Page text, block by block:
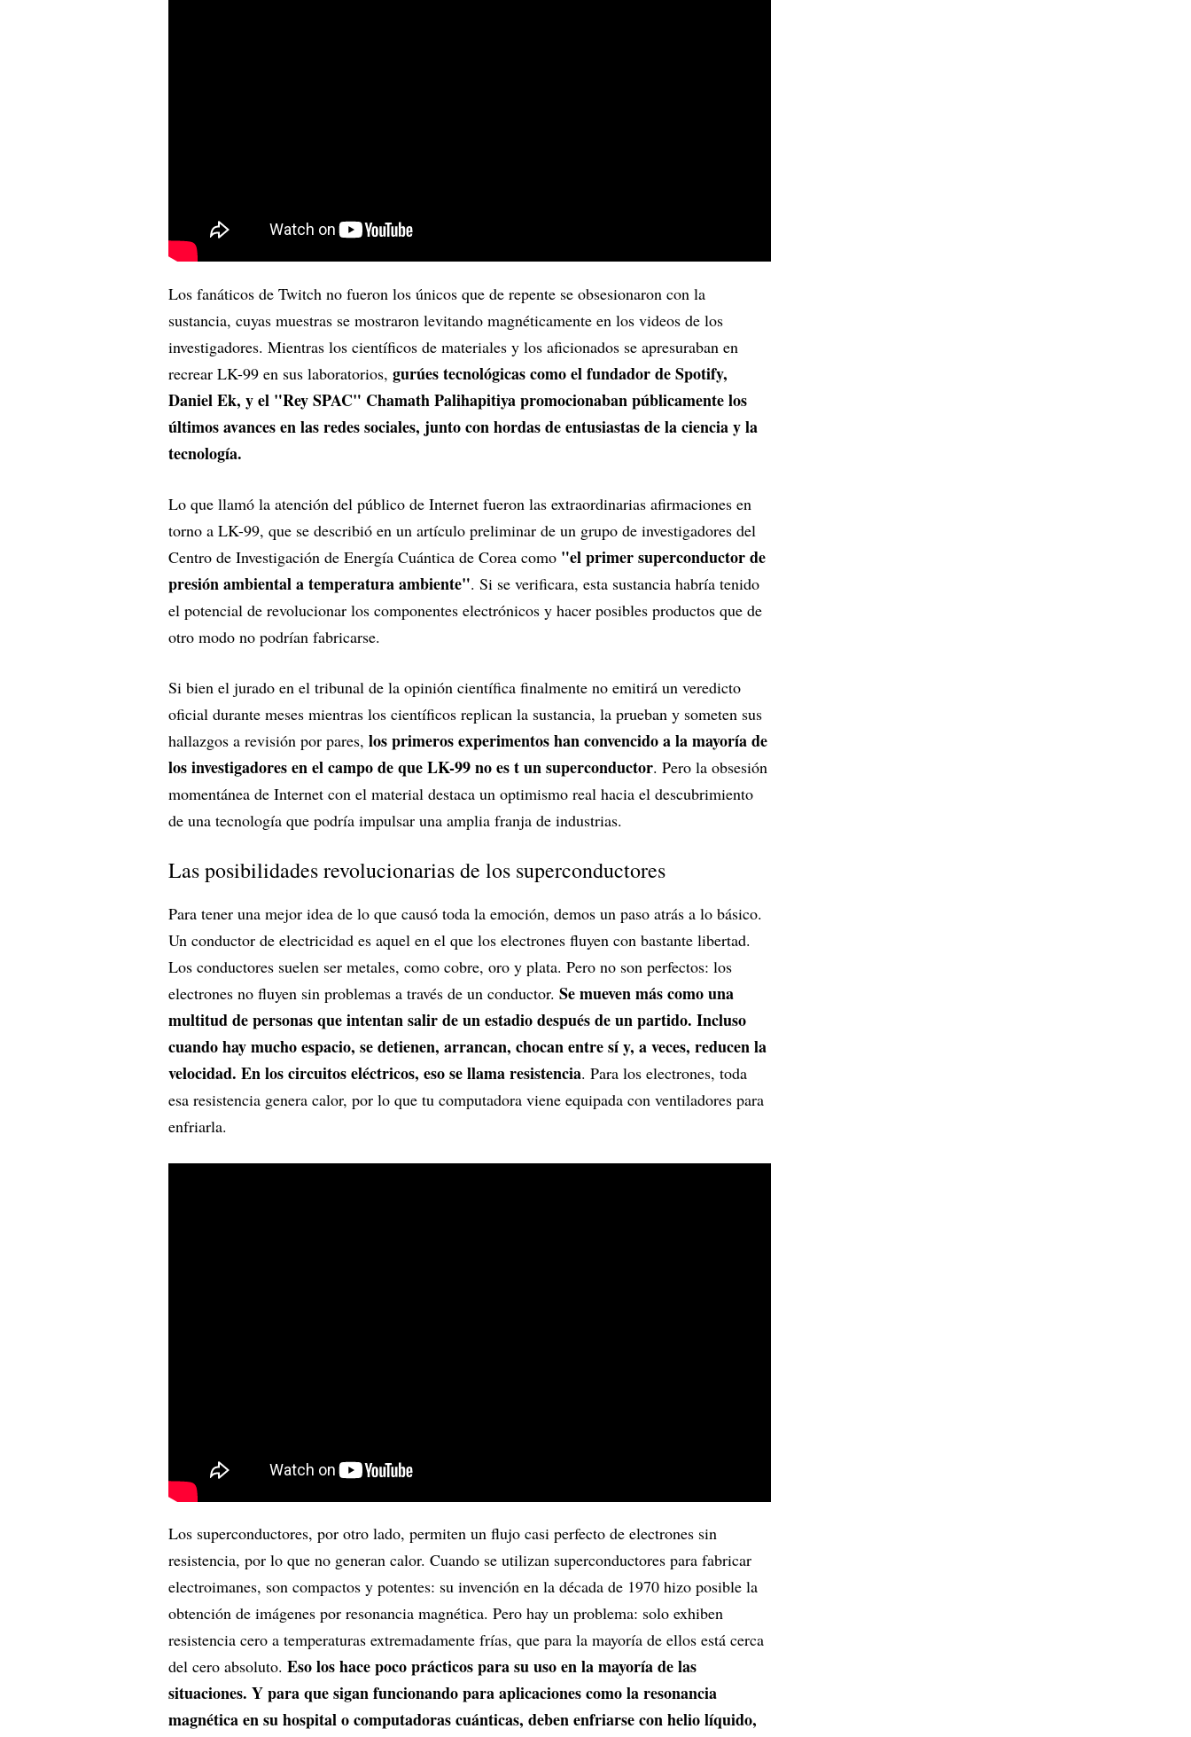
Los fanáticos de Twitch no fueron los únicos que de repente se obsesionaron con la
sustancia, cuyas muestras se mostraron levitando magnéticamente en los videos de los
investigadores. Mientras los científicos de materiales y los aficionados se apresuraban en
recrear LK-99 en sus laboratorios, gurúes tecnológicas como el fundador de Spotify,
Daniel Ek, y el "Rey SPAC" Chamath Palihapitiya promocionaban públicamente los
últimos avances en las redes sociales, junto con hordas de entusiastas de la ciencia y la
tecnología.
Lo que llamó la atención del público de Internet fueron las extraordinarias afirmaciones en
torno a LK-99, que se describió en un artículo preliminar de un grupo de investigadores del
Centro de Investigación de Energía Cuántica de Corea como "el primer superconductor de
presión ambiental a temperatura ambiente". Si se verificara, esta sustancia habría tenido
el potencial de revolucionar los componentes electrónicos y hacer posibles productos que de
otro modo no podrían fabricarse.
Si bien el jurado en el tribunal de la opinión científica finalmente no emitirá un veredicto
oficial durante meses mientras los científicos replican la sustancia, la prueban y someten sus
hallazgos a revisión por pares, los primeros experimentos han convencido a la mayoría de
los investigadores en el campo de que LK-99 no es t un superconductor. Pero la obsesión
momentánea de Internet con el material destaca un optimismo real hacia el descubrimiento
de una tecnología que podría impulsar una amplia franja de industrias.
Las posibilidades revolucionarias de los superconductores
Para tener una mejor idea de lo que causó toda la emoción, demos un paso atrás a lo básico.
Un conductor de electricidad es aquel en el que los electrones fluyen con bastante libertad.
Los conductores suelen ser metales, como cobre, oro y plata. Pero no son perfectos: los
electrones no fluyen sin problemas a través de un conductor. Se mueven más como una
multitud de personas que intentan salir de un estadio después de un partido. Incluso
cuando hay mucho espacio, se detienen, arrancan, chocan entre sí y, a veces, reducen la
velocidad. En los circuitos eléctricos, eso se llama resistencia. Para los electrones, toda
esa resistencia genera calor, por lo que tu computadora viene equipada con ventiladores para
enfriarla.
Los superconductores, por otro lado, permiten un flujo casi perfecto de electrones sin
resistencia, por lo que no generan calor. Cuando se utilizan superconductores para fabricar
electroimanes, son compactos y potentes: su invención en la década de 1970 hizo posible la
obtención de imágenes por resonancia magnética. Pero hay un problema: solo exhiben
resistencia cero a temperaturas extremadamente frías, que para la mayoría de ellos está cerca
del cero absoluto. Eso los hace poco prácticos para su uso en la mayoría de las
situaciones. Y para que sigan funcionando para aplicaciones como la resonancia
magnética en su hospital o computadoras cuánticas, deben enfriarse con helio líquido,